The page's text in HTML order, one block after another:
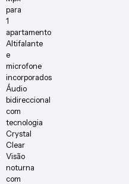
para
1
apartamento
Altifalante
e
microfone
incorporados
Áudio
bidireccional
com
tecnologia
Crystal
Clear
Visão
noturna
com